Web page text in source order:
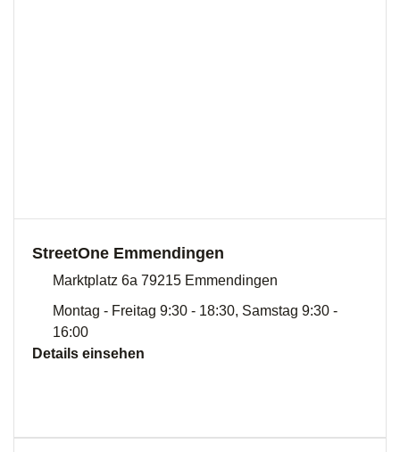
StreetOne Emmendingen
Marktplatz 6a 79215 Emmendingen
Montag - Freitag 9:30 - 18:30, Samstag 9:30 -
16:00
Details einsehen